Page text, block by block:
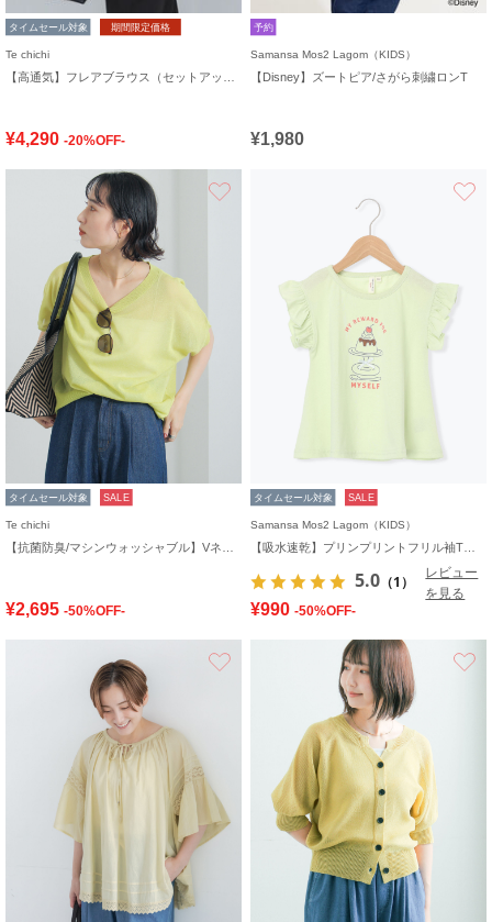
タイムセール対象 期間限定価格
Te chichi
¥4,290 -20%OFF-
予約
Samansa Mos2 Lagom（KIDS）
【Disney】ズートピア/さがら刺繍ロンT
¥1,980
タイムセール対象 SALE
Te chichi
¥2,695 -50%OFF-
タイムセール対象 SALE
Samansa Mos2 Lagom（KIDS）
5.0 （1）
レビュー
を見る
¥990 -50%OFF-